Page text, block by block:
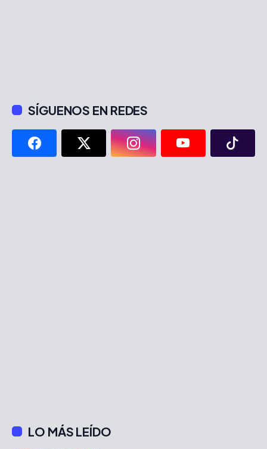
SÍGUENOS EN REDES
LO MÁS LEÍDO